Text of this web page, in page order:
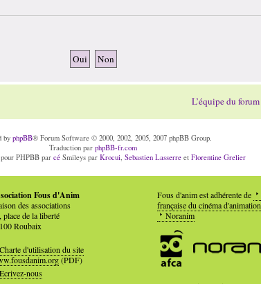
L’équipe du forum
by phpBB® Forum Software © 2000, 2002, 2005, 2007 phpBB Group.
Traduction parphpBB-fr.com
pour PHPBB parcé Smileys parKrocui,Sebastien Lasserre etFlorentine Grelier
Fous d'Anim
des associations
place de la liberté
Roubaix
Charte d'utilisation du site
(PDF)
Ecrivez-nous
Fous d'anim est adhérente de
française du cinéma d'animation
Noranim